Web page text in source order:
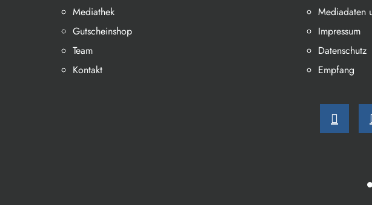
Mediathek
Gutscheinshop
Team
Kontakt
Mediadaten
Impressum
Datenschutz
Empfang